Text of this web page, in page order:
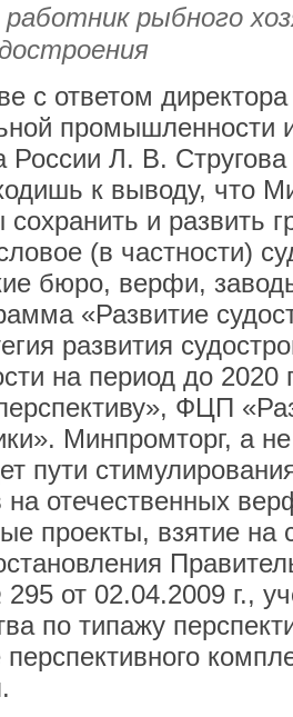
рыбного
с ответом
промышленности
России Л. В.
к выводу, что
сохранить и развить
(в частности)
бюро, верфи,
«Развитие
развития
на период до 2020
ФЦП
Минпромторг, а
пути
на отечественных
проекты, взятие на
от 02.04.2009 г.,
по типажу